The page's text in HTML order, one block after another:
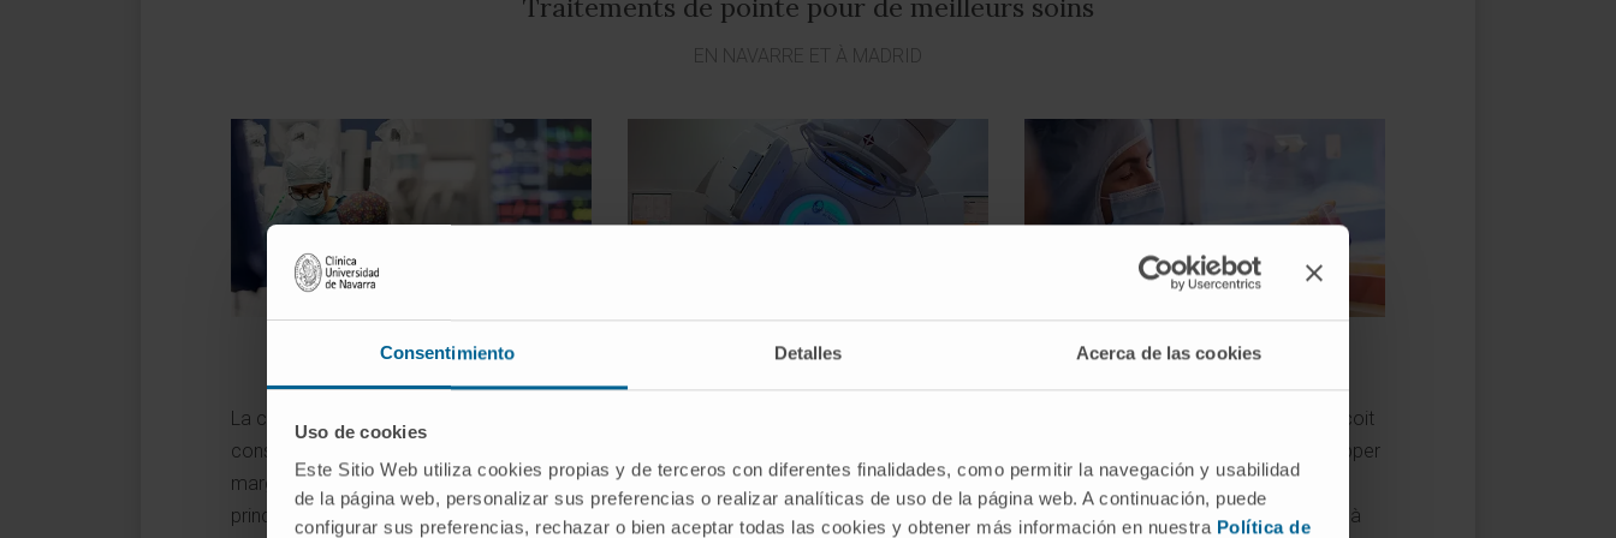
Consentimiento Detalles Acerca de las cookies
Uso de cookies
Este Sitio Web utiliza cookies propias y de terceros con diferentes finalidades, como permitir la navegación y usabilidad
de la página web, personalizar sus preferencias o realizar analíticas de uso de la página web. A continuación, puede
configurar sus preferencias, rechazar o bien aceptar todas las cookies y obtener más información en nuestra Política de
Traitements de pointe pour de meilleurs soins
EN NAVARRE ET À MADRID
Traitement chirurgical
La chirurgie des tumeurs du tube digestif
consiste à retirer la tumeur avec des
marges suffisamment larges ainsi que les
principaux vaisseaux artériels et veineux
Traitement combiné
programmes de chimiothérapie et de
radiothérapie afin d’obtenir une meilleure
Thérapies avancées
La Clínica Universidad de Navarra conçoit
des vaccins visant à retarder ou à stopper
la progression du cancer, à réduire la
tumeur, à empêcher sa réapparition et à